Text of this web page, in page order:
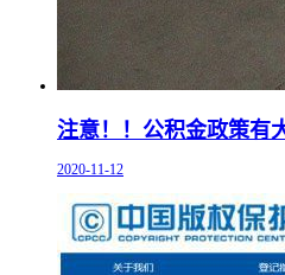
注意！！公积金政策有
2020-11-12